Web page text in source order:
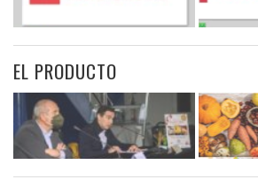
EL PRODUCTO